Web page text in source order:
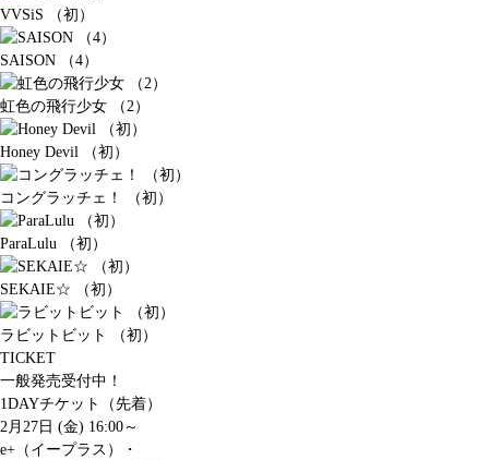
VVSiS （初）
SAISON （4）
虹色の飛行少女 （2）
Honey Devil （初）
コングラッチェ！ （初）
ParaLulu （初）
SEKAIE☆ （初）
ラビットビット （初）
TICKET
一般発売受付中！
1DAYチケット（先着）
2月27日 (金) 16:00～
e+（イープラス）・